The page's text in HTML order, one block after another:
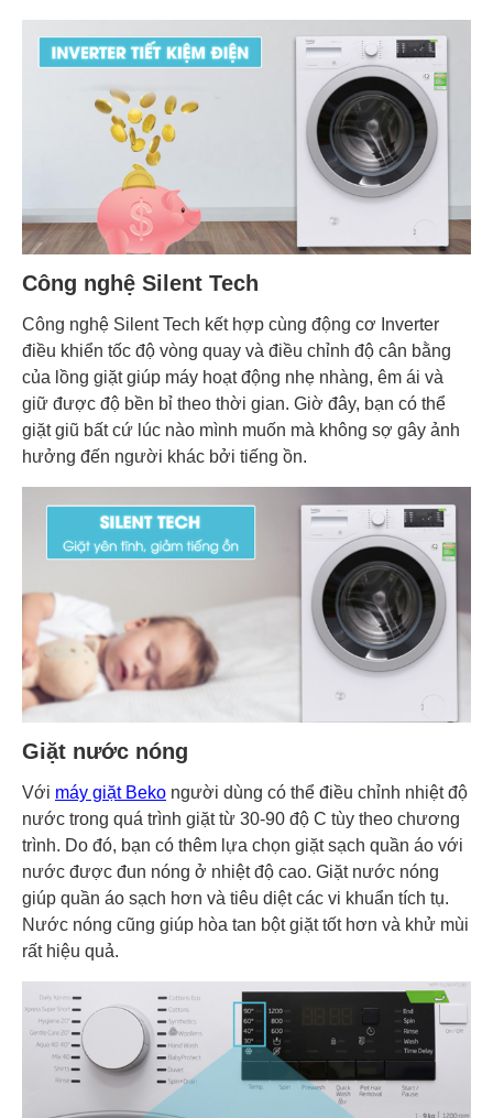
Công nghệ Silent Tech
Công nghệ Silent Tech kết hợp cùng động cơ Inverter
điều khiển tốc độ vòng quay và điều chỉnh độ cân bằng
của lồng giặt giúp máy hoạt động nhẹ nhàng, êm ái và
giữ được độ bền bỉ theo thời gian. Giờ đây, bạn có thể
giặt giũ bất cứ lúc nào mình muốn mà không sợ gây ảnh
hưởng đến người khác bởi tiếng ồn.
Giặt nước nóng
Với máy giặt Beko người dùng có thể điều chỉnh nhiệt độ
nước trong quá trình giặt từ 30-90 độ C tùy theo chương
trình. Do đó, bạn có thêm lựa chọn giặt sạch quần áo với
nước được đun nóng ở nhiệt độ cao. Giặt nước nóng
giúp quần áo sạch hơn và tiêu diệt các vi khuẩn tích tụ.
Nước nóng cũng giúp hòa tan bột giặt tốt hơn và khử mùi
rất hiệu quả.